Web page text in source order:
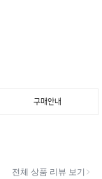
구매안내